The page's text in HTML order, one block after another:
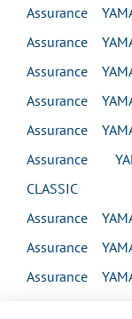
Assurance
Assurance
Assurance
Assurance
Assurance
Assurance
CLASSIC
Assurance
Assurance
Assurance